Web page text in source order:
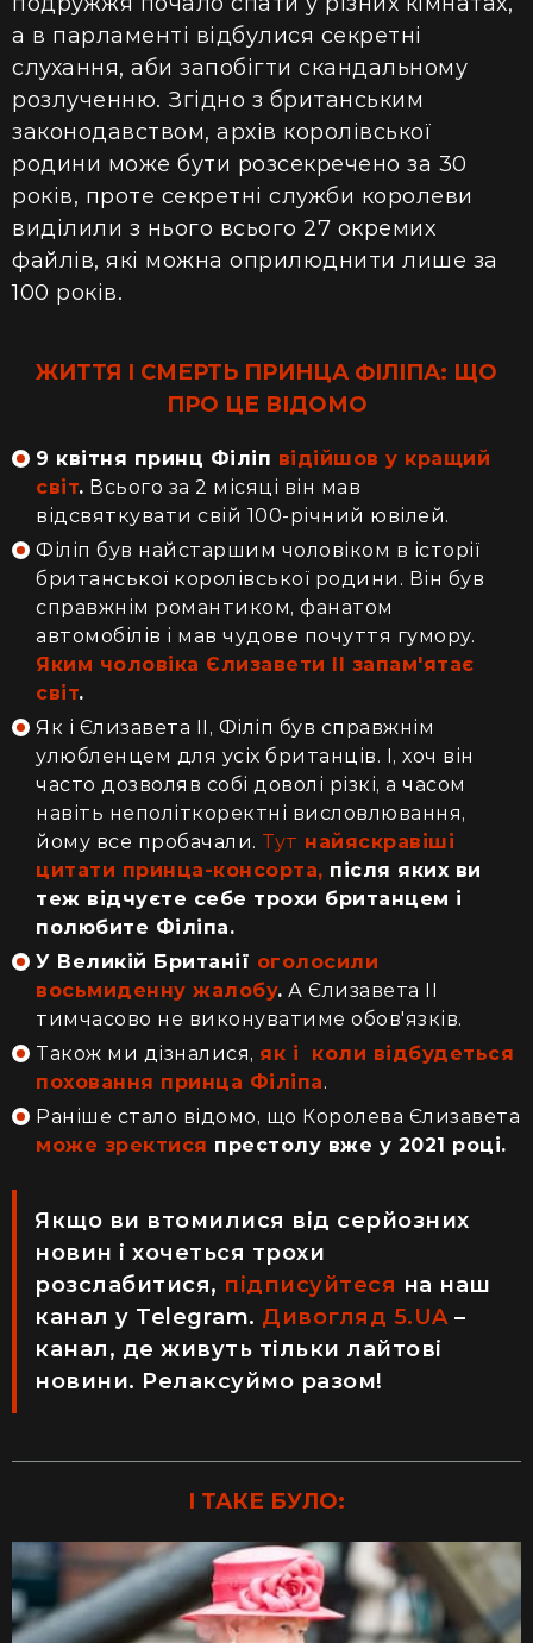
а в парламенті відбулися секретні
слухання, аби запобігти скандальному
розлученню. Згідно з британським
законодавством, архів королівської
родини може бути розсекречено за 30
років, проте секретні служби королеви
виділили з нього всього 27 окремих
файлів, які можна оприлюднити лише за
100 років.
ЖИТТЯ І СМЕРТЬ ПРИНЦА ФІЛІПА: ЩО
ПРО ЦЕ ВІДОМО
9 квітня принц Філіп відійшов у кращий
світ. Всього за 2 місяці він мав
відсвяткувати свій 100-річний ювілей.
Філіп був найстаршим чоловіком в історії
британської королівської родини. Він був
справжнім романтиком, фанатом
автомобілів і мав чудове почуття гумору.
Яким чоловіка Єлизавети ІІ запам'ятає
світ.
Як і Єлизавета ІІ, Філіп був справжнім
улюбленцем для усіх британців. І, хоч він
часто дозволяв собі доволі різкі, а часом
навіть неполіткоректні висловлювання,
йому все пробачали. Тут найяскравіші
цитати принца-консорта, після яких ви
теж відчуєте себе трохи британцем і
полюбите Філіпа.
У Великій Британії оголосили
восьмиденну жалобу. А Єлизавета ІІ
тимчасово не виконуватиме обов'язків.
Також ми дізналися, як і коли відбудеться
поховання принца Філіпа.
Раніше стало відомо, що Королева Єлизавета
може зректися престолу вже у 2021 році.
Якщо ви втомилися від серйозних
новин і хочеться трохи
розслабитися, підписуйтеся на наш
канал у Telegram. Дивогляд 5.UA–
канал, де живуть тільки лайтові
новини. Релаксуймо разом!
І ТАКЕ БУЛО: